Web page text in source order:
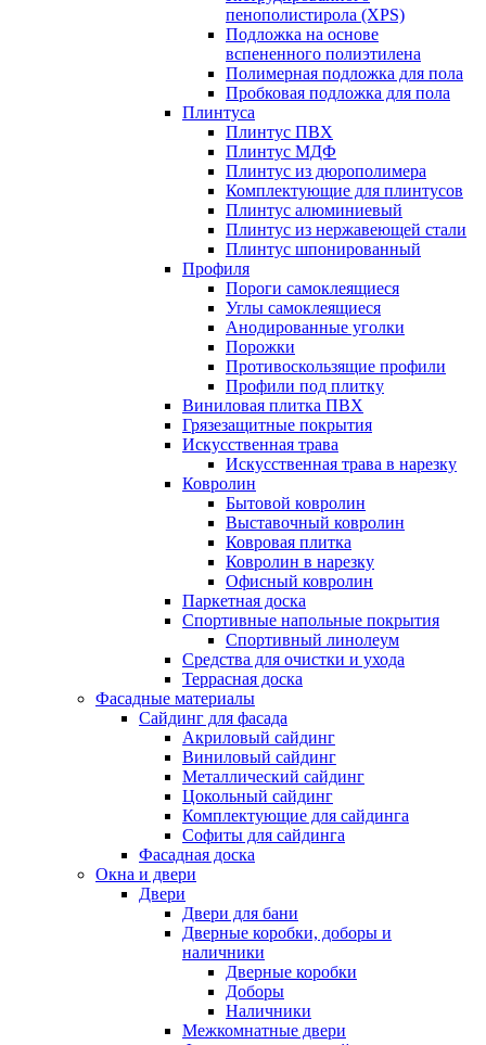
пенополистирола (XPS)
Подложка на основе
вспененного полиэтилена
Полимерная подложка для пола
Пробковая подложка для пола
Плинтуса
Плинтус ПВХ
Плинтус МДФ
Плинтус из дюрополимера
Комплектующие для плинтусов
Плинтус алюминиевый
Плинтус из нержавеющей стали
Плинтус шпонированный
Профиля
Пороги самоклеящиеся
Углы самоклеящиеся
Анодированные уголки
Порожки
Противоскользящие профили
Профили под плитку
Виниловая плитка ПВХ
Грязезащитные покрытия
Искусственная трава
Искусственная трава в нарезку
Ковролин
Бытовой ковролин
Выставочный ковролин
Ковровая плитка
Ковролин в нарезку
Офисный ковролин
Паркетная доска
Спортивные напольные покрытия
Спортивный линолеум
Средства для очистки и ухода
Террасная доска
Фасадные материалы
Сайдинг для фасада
Акриловый сайдинг
Виниловый сайдинг
Металлический сайдинг
Цокольный сайдинг
Комплектующие для сайдинга
Софиты для сайдинга
Фасадная доска
Окна и двери
Двери
Двери для бани
Дверные коробки, доборы и
наличники
Дверные коробки
Доборы
Наличники
Межкомнатные двери